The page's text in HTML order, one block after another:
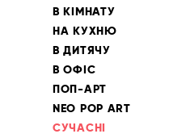
В КІМНАТУ
НА КУХНЮ
В ДИТЯЧУ
В ОФІС
ПОП-АРТ
NEO POP ART
СУЧАСНІ